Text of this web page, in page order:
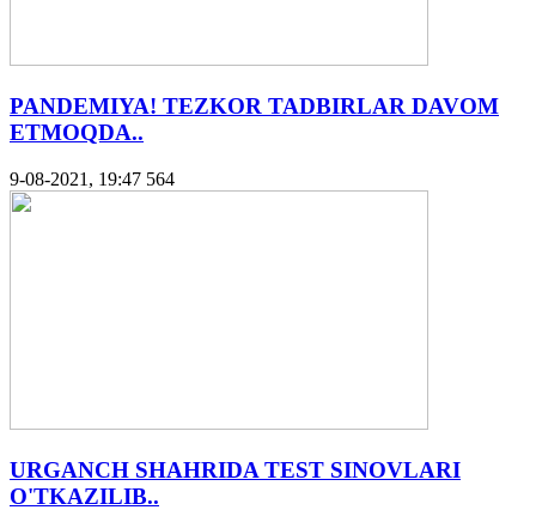
PANDEMIYA! TEZKOR TADBIRLAR DAVOM
ETMOQDA..
9-08-2021, 19:47 564
URGANCH SHAHRIDA TEST SINOVLARI
O'TKAZILIB..